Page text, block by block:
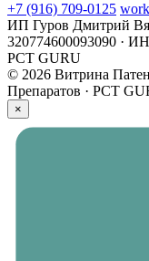
+7 (916) 709-0125
ИП Гуров Дмитрий
320774600093090 ·
PCT GURU
© 2026 Витрина
Препаратов · PCT
×